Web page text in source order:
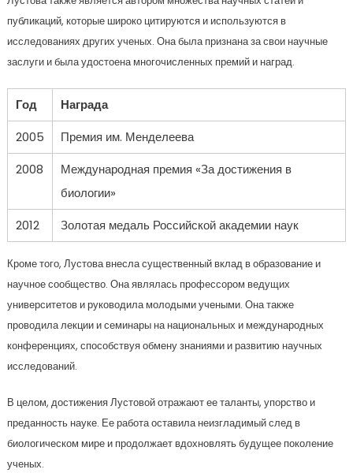
публикаций, которые широко цитируются и используются в
исследованиях других ученых. Она была признана за свои научные
заслуги и была удостоена многочисленных премий и наград.
Год
Награда
2005
Премия им. Менделеева
2008
Международная премия «За достижения в
биологии»
2012
Золотая медаль Российской академии наук
Кроме того, Лустова внесла существенный вклад в образование и
научное сообщество. Она являлась профессором ведущих
университетов и руководила молодыми учеными. Она также
проводила лекции и семинары на национальных и международных
конференциях, способствуя обмену знаниями и развитию научных
исследований.
В целом, достижения Лустовой отражают ее таланты, упорство и
преданность науке. Ее работа оставила неизгладимый след в
биологическом мире и продолжает вдохновлять будущее поколение
ученых.